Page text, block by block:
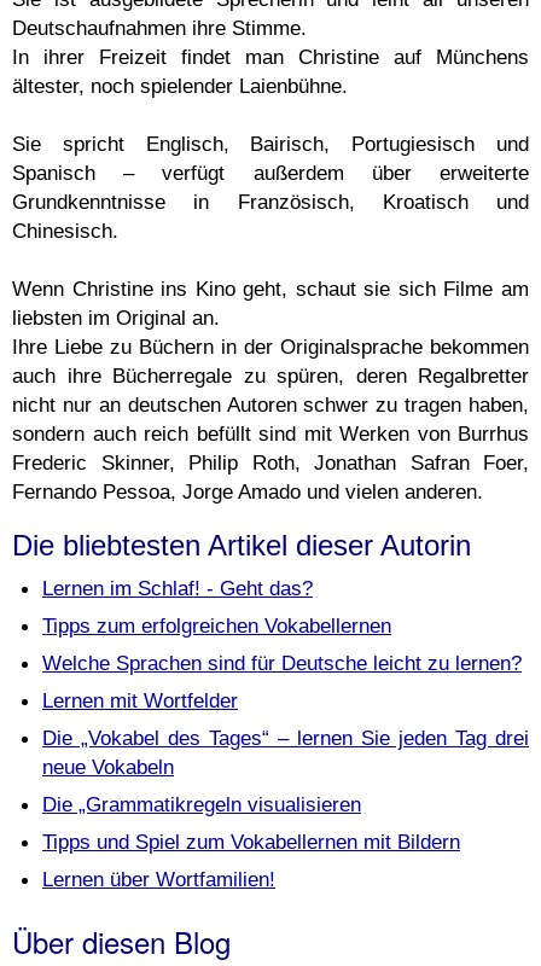
Deutschaufnahmen ihre Stimme.
In ihrer Freizeit findet man Christine auf Münchens
ältester, noch spielender Laienbühne.
Sie spricht Englisch, Bairisch, Portugiesisch und
Spanisch – verfügt außerdem über erweiterte
Grundkenntnisse in Französisch, Kroatisch und
Chinesisch.
Wenn Christine ins Kino geht, schaut sie sich Filme am
liebsten im Original an.
Ihre Liebe zu Büchern in der Originalsprache bekommen
auch ihre Bücherregale zu spüren, deren Regalbretter
nicht nur an deutschen Autoren schwer zu tragen haben,
sondern auch reich befüllt sind mit Werken von Burrhus
Frederic Skinner, Philip Roth, Jonathan Safran Foer,
Fernando Pessoa, Jorge Amado und vielen anderen.
Die bliebtesten Artikel dieser Autorin
Lernen im Schlaf! - Geht das?
Tipps zum erfolgreichen Vokabellernen
Welche Sprachen sind für Deutsche leicht zu lernen?
Lernen mit Wortfelder
Die „Vokabel des Tages“ – lernen Sie jeden Tag drei
neue Vokabeln
Die „Grammatikregeln visualisieren
Tipps und Spiel zum Vokabellernen mit Bildern
Lernen über Wortfamilien!
Über diesen Blog